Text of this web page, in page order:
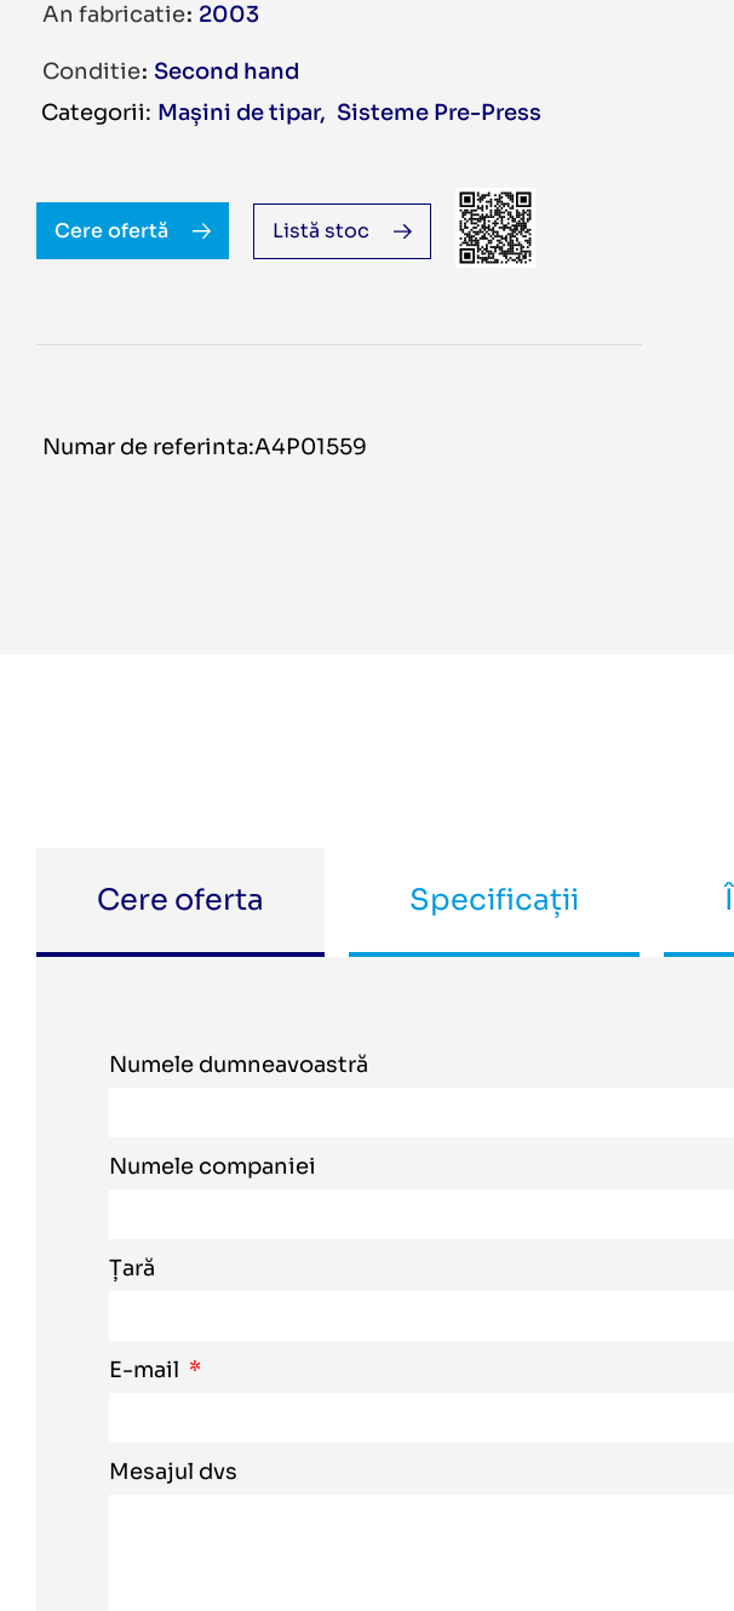
An fabricatie 2003
Conditie Second hand
Mașini de tipar
Sisteme Pre-Press
Cere ofertă Listă stoc
Numar de referinta:A4P01559
Cere oferta Specificații
Numele dumneavoastră
Numele companiei
Țară
E-mail
Mesajul dvs